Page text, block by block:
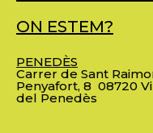
ON ESTEM?
PENEDÈS
Carrer de Sant
Penyafort, 8 08720
del Penedès